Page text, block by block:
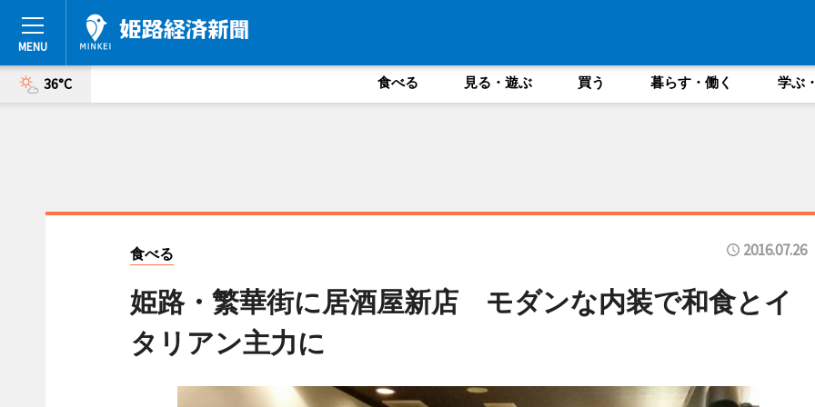
36°C 食べる 見る・遊ぶ 買う 暮らす・働く 学ぶ
食べる 2016.07.26
姫路・繁華街に居酒屋新店 モダンな内装で和食とイ
タリアン主力に